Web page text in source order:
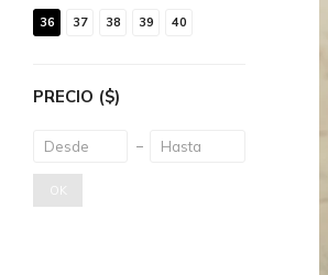
36 37 38 39 40
PRECIO ($)
OK